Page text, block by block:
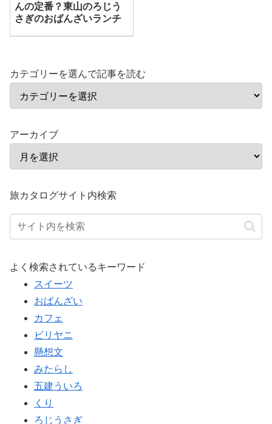
んの定番？東山のろじう
さぎのおばんざいランチ
カテゴリーを選んで記事を読む
アーカイブ
旅カタログサイト内検索
よく検索されているキーワード
スイーツ
おばんざい
カフェ
ビリヤニ
懸想文
みたらし
五建ういろ
くり
ろじうさぎ